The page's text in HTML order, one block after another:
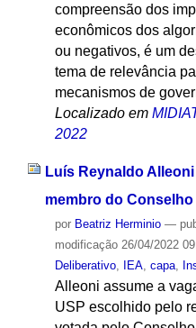
compreensão dos
econômicos dos
ou negativos, é um
tema de relevância
mecanismos de
Localizado em
2022
Luís Reynaldo
membro do
por Beatriz Herminio —
modificação26/04/2022
Deliberativo, IEA, capa,
Alleoni assume a
USP escolhido pelo